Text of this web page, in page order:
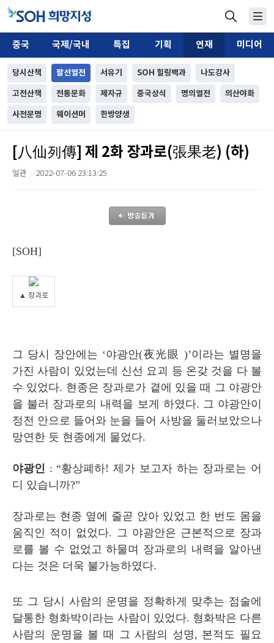
중국 국제/국내 특집 기획 연재 미디어
당시산책 팔선열전 서유기 SOH 힐링백과 나도강사
고전산책 전통문화 제자규 중국상식 명의열전 의산야화
사전문명 웨이션머 한방양생
[八仙列傳] 제 2화 장과로(張果老) (하)
일관 2022-07-06 23:13:25
[SOH]
▲ 장과로
그 당시 장안에는 ‘야광안(夜光眼)’이라는 별명을
가진 사람이 있었는데 신선 요괴 등 온갖 것을 다 볼
수 있었다. 현종은 장과로가 곁에 있을 때 그 야광안
을 불러 장과로의 내력을 보게 하였다. 그 야광안이
정전 안으로 들어와 눈을 들어 사방을 둘러보았으나
망연한 듯 현종에게 물었다.
야광인 : “황상폐하!제가 보고자 하는 장과로는 어
디 있습니까?”
장과로는 현종 옆에 줄곧 앉아 있었고 한 번도 몸을
움직인 적이 없었다. 그 야광안은 근본적으로 장과
로를 볼 수 없었고 하물며 장과로의 내력을 알아낸
다는 것은 더욱 불가능하였다.
또 그 당시 사람의 운명을 정확하게 맞추는 점술에
달통한 형화박이라는 사람이 있었다. 형화박은 다른
사람의 운명을 볼 때 그 사람의 성명, 본적도 필요